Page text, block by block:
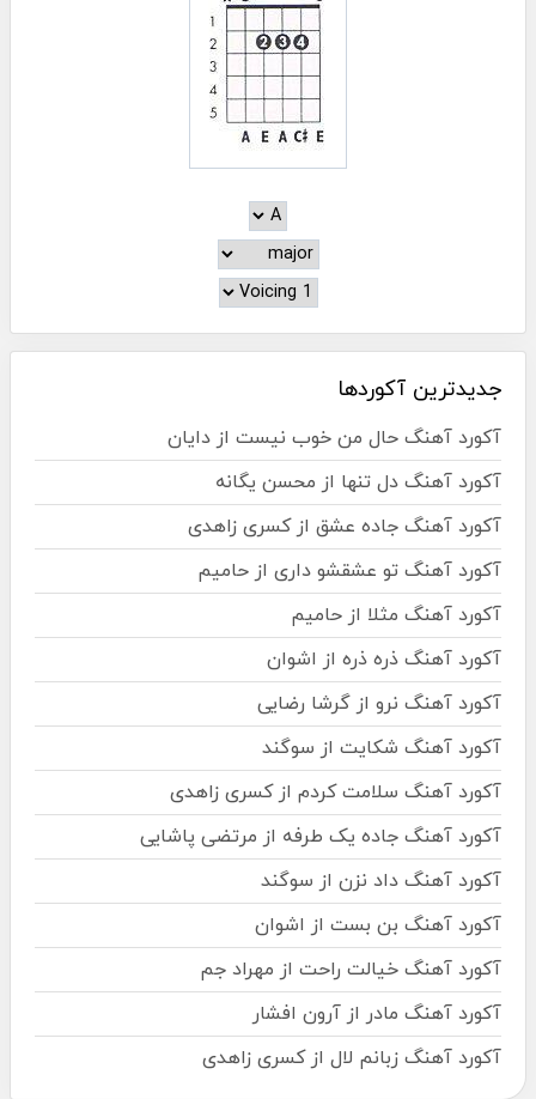
جدیدترین آکوردها
آکورد آهنگ حال من خوب نیست از دایان
آکورد آهنگ دل تنها از محسن یگانه
آکورد آهنگ جاده عشق از کسری زاهدی
آکورد آهنگ تو عشقشو داری از حامیم
آکورد آهنگ مثلا از حامیم
آکورد آهنگ ذره ذره از اشوان
آکورد آهنگ نرو از گرشا رضایی
آکورد آهنگ شکایت از سوگند
آکورد آهنگ سلامت کردم از کسری زاهدی
آکورد آهنگ جاده یک طرفه از مرتضی پاشایی
آکورد آهنگ داد نزن از سوگند
آکورد آهنگ بن بست از اشوان
آکورد آهنگ خیالت راحت از مهراد جم
آکورد آهنگ مادر از آرون افشار
آکورد آهنگ زبانم لال از کسری زاهدی